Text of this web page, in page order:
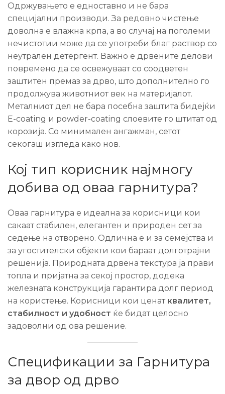
Одржувањето е едноставно и не бара
специјални производи. За редовно чистење
доволна е влажна крпа, а во случај на поголеми
нечистотии може да се употреби благ раствор со
неутрален детергент. Важно е дрвените делови
повремено да се освежуваат со соодветен
заштитен премаз за дрво, што дополнително го
продолжува животниот век на материјалот.
Металниот дел не бара посебна заштита бидејќи
E-coating и powder-coating слоевите го штитат од
корозија. Со минимален ангажман, сетот
секогаш изгледа како нов.
Кој тип корисник најмногу
добива од оваа гарнитура?
Оваа гарнитура е идеална за корисници кои
сакаат стабилен, елегантен и природен сет за
седење на отворено. Одлична е и за семејства и
за угостителски објекти кои бараат долготрајни
решенија. Природната дрвена текстура ја прави
топла и пријатна за секој простор, додека
железната конструкција гарантира долг период
на користење. Корисници кои ценат квалитет,
стабилност и удобност ќе бидат целосно
задоволни од ова решение.
Спецификации за Гарнитура
за двор од дрво